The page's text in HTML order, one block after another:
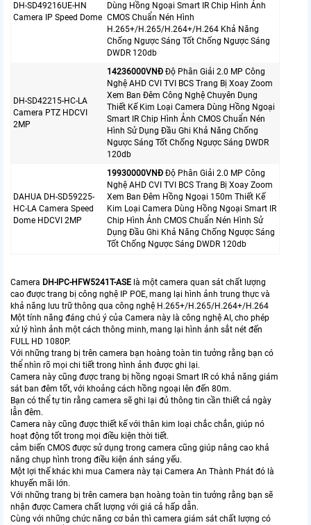
DH-SD49216UE-HN
Camera IP Speed Dome
Dùng Hồng Ngoại Smart IR Chip Hình Ảnh
CMOS Chuẩn Nén Hình
H.265+/H.265/H.264+/H.264 Khả Năng
Chống Ngược Sáng Tốt Chống Ngược Sáng
DWDR 120db
DH-SD42215-HC-LA
Camera PTZ HDCVI
2MP
14236000VNÐ Độ Phân Giải 2.0 MP Công
Nghệ AHD CVI TVI BCS Trang Bị Xoay Zoom
Xem Ban Đêm Công Nghệ Chuyên Dụng
Thiết Kế Kim Loại Camera Dùng Hồng Ngoại
Smart IR Chip Hình Ảnh CMOS Chuẩn Nén
Hình Sử Dụng Đầu Ghi Khả Năng Chống
Ngược Sáng Tốt Chống Ngược Sáng DWDR
120db
DAHUA DH-SD59225-
HC-LA Camera Speed
Dome HDCVI 2MP
19930000VNÐ Độ Phân Giải 2.0 MP Công
Nghệ AHD CVI TVI BCS Trang Bị Xoay Zoom
Xem Ban Đêm Hồng Ngoại 150m Thiết Kế
Kim Loại Camera Dùng Hồng Ngoại Smart IR
Chip Hình Ảnh CMOS Chuẩn Nén Hình Sử
Dụng Đầu Ghi Khả Năng Chống Ngược Sáng
Tốt Chống Ngược Sáng DWDR 120db
Camera DH-IPC-HFW5241T-ASE là một camera quan sát chất lượng
cao được trang bị công nghệ IP POE, mang lại hình ảnh trung thực và
khả năng lưu trữ thông qua công nghệ H.265+/H.265/H.264+/H.264
Một tính năng đáng chú ý của Camera này là công nghệ AI, cho phép
xử lý hình ảnh một cách thông minh, mang lại hình ảnh sắt nét đến
FULL HD 1080P.
Với những trang bị trên camera bạn hoàng toàn tin tưởng rằng bạn có
thể nhìn rõ mọi chi tiết trong hình ảnh được ghi lại.
Camera này cũng được trang bị hồng ngoại Smart IR có khả năng giám
sát ban đêm tốt, với khoảng cách hồng ngoại lên đến 80m.
Bạn có thể tự tin rằng camera sẽ ghi lại đủ thông tin cần thiết cả ngày
lẫn đêm.
Camera này cũng được thiết kế với thân kim loại chắc chắn, giúp nó
hoạt động tốt trong mọi điều kiện thời tiết.
cảm biến CMOS được sử dụng trong camera cũng giúp nâng cao khả
năng chụp hình trong điều kiện ánh sáng yếu.
Một lợi thế khác khi mua Camera này tại Camera An Thành Phát đó là
khuyến mãi lớn.
Với những trang bị trên camera bạn hoàng toàn tin tưởng rằng bạn sẽ
nhận được Camera chất lượng với giá cả hấp dẫn.
Cùng với những chức năng cơ bản thì camera giám sát chất lượng có